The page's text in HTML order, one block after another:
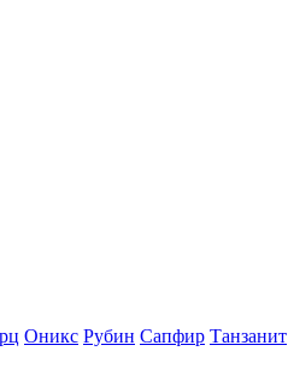
Оникс Рубин Сапфир Танзанит